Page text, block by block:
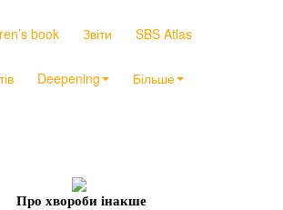
book Звіти SBS Atlas
Deepening Більше
Про хвороби інакше